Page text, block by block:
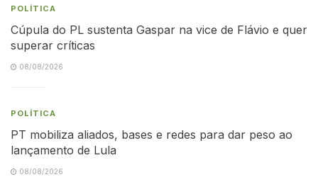
POLÍTICA
Cúpula do PL sustenta Gaspar na vice de Flávio e quer
superar críticas
08/08/2026
POLÍTICA
PT mobiliza aliados, bases e redes para dar peso ao
lançamento de Lula
08/08/2026